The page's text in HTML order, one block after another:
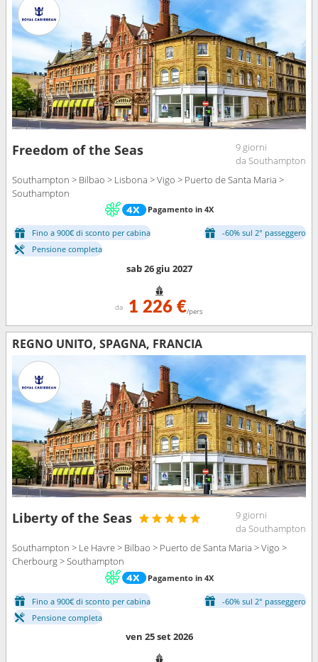
Freedom of the Seas
9 giorni
da Southampton
Southampton > Bilbao > Lisbona > Vigo > Puerto de Santa Maria >
Southampton
Pagamento in 4X
Fino a 900€ di sconto per cabina
-60% sul 2° passeggero
Pensione completa
sab 26 giu 2027
da 1 226 €/pers
REGNO UNITO, SPAGNA, FRANCIA
Liberty of the Seas
9 giorni
da Southampton
Southampton > Le Havre > Bilbao > Puerto de Santa Maria > Vigo >
Cherbourg > Southampton
Pagamento in 4X
Fino a 900€ di sconto per cabina
-60% sul 2° passeggero
Pensione completa
ven 25 set 2026